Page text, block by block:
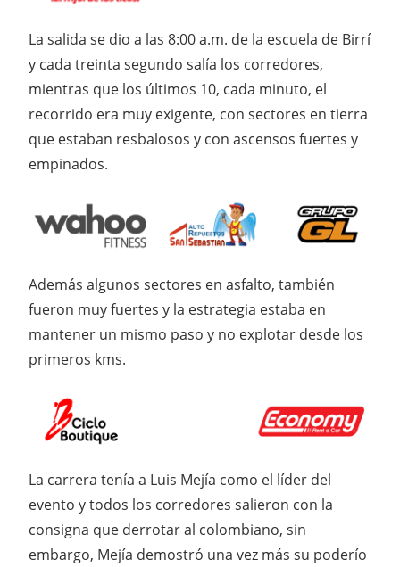
La salida se dio a las 8:00 a.m. de la escuela de Birrí
y cada treinta segundo salía los corredores,
mientras que los últimos 10, cada minuto, el
recorrido era muy exigente, con sectores en tierra
que estaban resbalosos y con ascensos fuertes y
empinados.
Además algunos sectores en asfalto, también
fueron muy fuertes y la estrategia estaba en
mantener un mismo paso y no explotar desde los
primeros kms.
La carrera tenía a Luis Mejía como el líder del
evento y todos los corredores salieron con la
consigna que derrotar al colombiano, sin
embargo, Mejía demostró una vez más su poderío